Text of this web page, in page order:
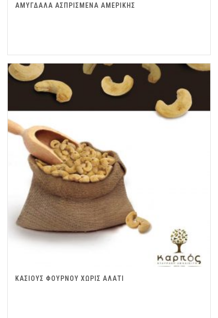
ΑΜΥΓΔΑΛΑ ΑΣΠΡΙΣΜΕΝΑ ΑΜΕΡΙΚΗΣ
ΚΑΣΙΟΥΣ ΦΟΥΡΝΟΥ ΧΩΡΙΣ ΑΛΑΤΙ